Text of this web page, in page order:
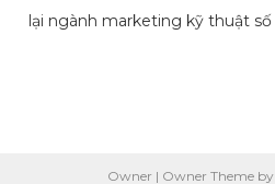
lại ngành marketing kỹ thuật số
Owner | Owner Theme by